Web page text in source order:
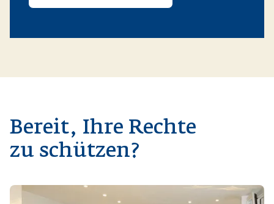
Bereit, Ihre Rechte
zu schützen?